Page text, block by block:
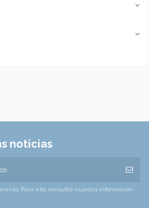
noticias
Para ello, consulte nuestra información